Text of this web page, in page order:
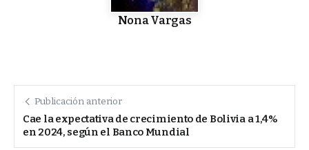
Nona Vargas
Publicación anterior
Cae la expectativa de crecimiento de Bolivia a 1,4%
en 2024, según el Banco Mundial